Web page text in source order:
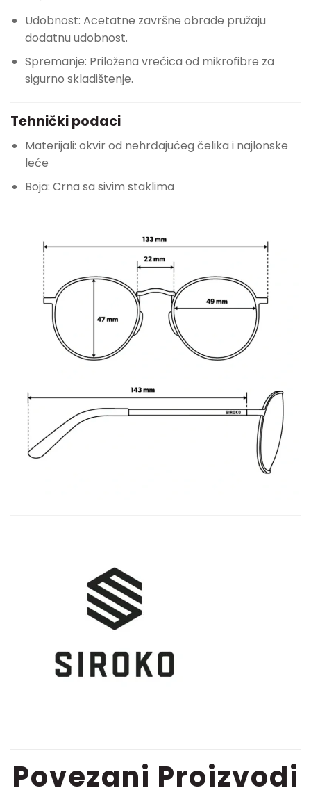
Udobnost: Acetatne završne obrade pružaju
dodatnu udobnost.
Spremanje: Priložena vrećica od mikrofibre za
sigurno skladištenje.
Tehnički podaci
Materijali: okvir od nehrđajućeg čelika i najlonske
leće
Boja: Crna sa sivim staklima
Povezani Proizvodi